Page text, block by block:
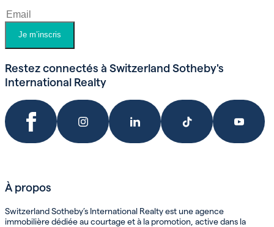
Je m’inscris
Restez connectés à Switzerland Sotheby's
International Realty
À propos
Switzerland Sotheby’s International Realty est une agence
immobilière dédiée au courtage et à la promotion, active dans la